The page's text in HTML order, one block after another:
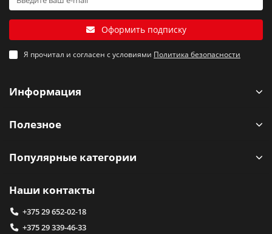
Оформить подписку
Я прочитал и согласен с условиями Политика безопасности
Информация
Полезное
Популярные категории
Наши контакты
+375 29 652-02-18
+375 29 339-46-33